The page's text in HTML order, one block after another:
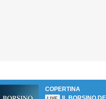
COPERTINA